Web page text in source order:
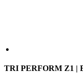
bij actieve regeneratie